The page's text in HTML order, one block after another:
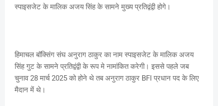
स्पाइसजेट के मालिक अजय सिंह के सामने मुख्य प्रतिद्वंद्वी होगे।
हिमाचल बॉक्सिंग संघ अनुराग ठाकुर का नाम स्पाइसजेट के मालिक अजय
सिंह गुट के सामने प्रतिद्वंद्वी के रूप मे नामांकित करेगी। इससे पहले जब
चुनाव 28 मार्च 2025 को होने थे तब अनुराग ठाकुर BFI प्रधान पद के लिए
मैदान में थे।